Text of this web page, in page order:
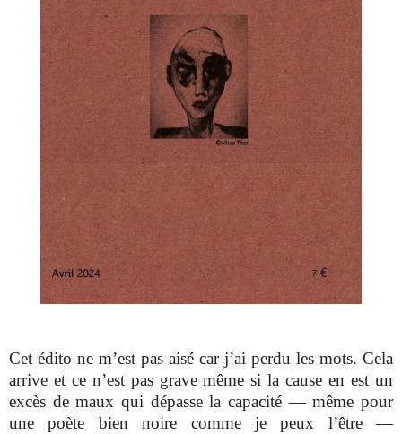
Cet édito ne m’est pas aisé car j’ai perdu les mots. Cela
arrive et ce n’est pas grave même si la cause en est un
excès de maux qui dépasse la capacité — même pour
une poète bien noire comme je peux l’être —